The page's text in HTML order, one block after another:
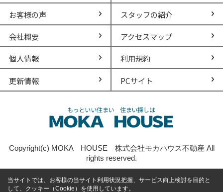
お客様の声 スタッフの紹介
会社概要 アクセスマップ
個人情報 利用規約
更新情報 PCサイト
Copyright(c) MOKA HOUSE 株式会社モカハウス不動産 All
rights reserved.
当サイトでは、お客様の当サイト利用状況把握、サービス向上検討を目的と
して、クッキー（Cookie）を使用しています。